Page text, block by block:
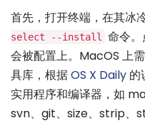
首先，打开终端，在其冰
select --install
命令
会被配置上。MacOS 上
具库，根据OS X Daily 的
实用程序和编译器，如
svn、git、size、strip、